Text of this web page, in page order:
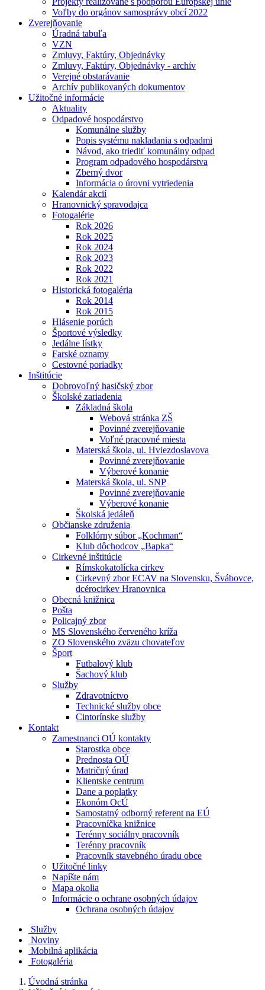
Voľby do orgánov samosprávy obcí 2022
Zverejňovanie
Úradná tabuľa
VZN
Zmluvy, Faktúry, Objednávky
Zmluvy, Faktúry, Objednávky - archív
Verejné obstarávanie
Archív publikovaných dokumentov
Užitočné informácie
Aktuality
Odpadové hospodárstvo
Komunálne služby
Popis systému nakladania s odpadmi
Návod, ako triediť komunálny odpad
Program odpadového hospodárstva
Zberný dvor
Informácia o úrovni vytriedenia
Kalendár akcií
Hranovnický spravodajca
Fotogalérie
Rok 2026
Rok 2025
Rok 2024
Rok 2023
Rok 2022
Rok 2021
Historická fotogaléria
Rok 2014
Rok 2015
Hlásenie porúch
Športové výsledky
Jedálne lístky
Farské oznamy
Cestovné poriadky
Inštitúcie
Dobrovoľný hasičský zbor
Školské zariadenia
Základná škola
Webová stránka ZŠ
Povinné zverejňovanie
Voľné pracovné miesta
Materská škola, ul. Hviezdoslavova
Povinné zverejňovanie
Výberové konanie
Materská škola, ul. SNP
Povinné zverejňovanie
Výberové konanie
Školská jedáleň
Občianske združenia
Folklórny súbor „Kochman“
Klub dôchodcov „Bapka“
Cirkevné inštitúcie
Rímskokatolícka cirkev
Cirkevný zbor ECAV na Slovensku, Švábovce,
dcérocirkev Hranovnica
Obecná knižnica
Pošta
Policajný zbor
MS Slovenského červeného kríža
ZO Slovenského zväzu chovateľov
Šport
Futbalový klub
Šachový klub
Služby
Zdravotníctvo
Technické služby obce
Cintorínske služby
Kontakt
Zamestnanci OÚ kontakty
Starostka obce
Prednosta OÚ
Matričný úrad
Klientske centrum
Dane a poplatky
Ekonóm OcÚ
Samostatný odborný referent na EÚ
Pracovníčka knižnice
Terénny sociálny pracovník
Terénny pracovník
Pracovník stavebného úradu obce
Užitočné linky
Napíšte nám
Mapa okolia
Informácie o ochrane osobných údajov
Ochrana osobných údajov
Služby
Noviny
Mobilná aplikácia
Fotogaléria
Úvodná stránka